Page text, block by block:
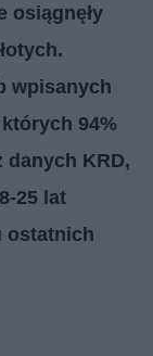
osiągnęły
wpisanych
94%
danych KRD,
25 lat
ostatnich